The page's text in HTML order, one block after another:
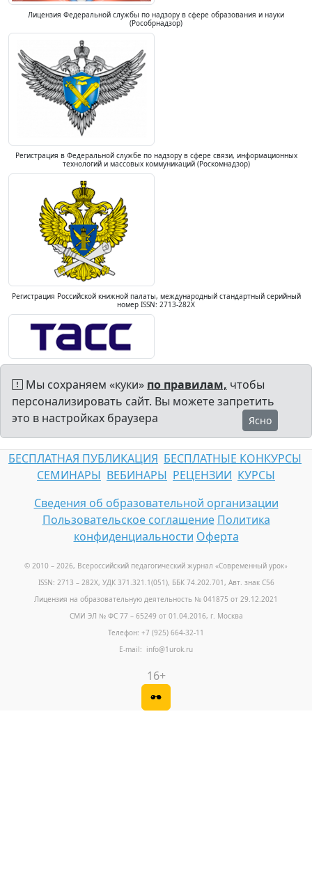
Лицензия Федеральной службы по надзору в сфере образования и науки
(Рособрнадзор)
Регистрация в Федеральной службе по надзору в сфере связи, информационных
технологий и массовых коммуникаций (Роскомнадзор)
Регистрация Российской книжной палаты, международный стандартный серийный
номер ISSN: 2713-282X
Мы сохраняем «куки» по правилам, чтобы
персонализировать сайт. Вы можете запретить
это в настройках браузера
Ясно
БЕСПЛАТНАЯ ПУБЛИКАЦИЯ БЕСПЛАТНЫЕ КОНКУРСЫ
СЕМИНАРЫ ВЕБИНАРЫ РЕЦЕНЗИИ КУРСЫ
Сведения об образовательной организации
Пользовательское соглашение Политика
конфиденциальности Оферта
© 2010 – 2026, Всероссийский педагогический журнал «Современный урок»
ISSN: 2713 – 282X, УДК 371.321.1(051), ББК 74.202.701, Авт. знак С56
Лицензия на образовательную деятельность № 041875 от 29.12.2021
СМИ ЭЛ № ФС 77 – 65249 от 01.04.2016, г. Москва
Телефон: +7 (925) 664-32-11
E-mail: info@1urok.ru
16+